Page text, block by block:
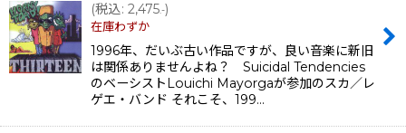
(税込: 2,475.-)
在庫わずか
1996年、だいぶ古い作品ですが、良い音楽に新旧
は関係ありませんよね？ Suicidal Tendencies
のベーシストLouichi Mayorgaが参加のスカ／レ
ゲエ・バンド それこそ、199…